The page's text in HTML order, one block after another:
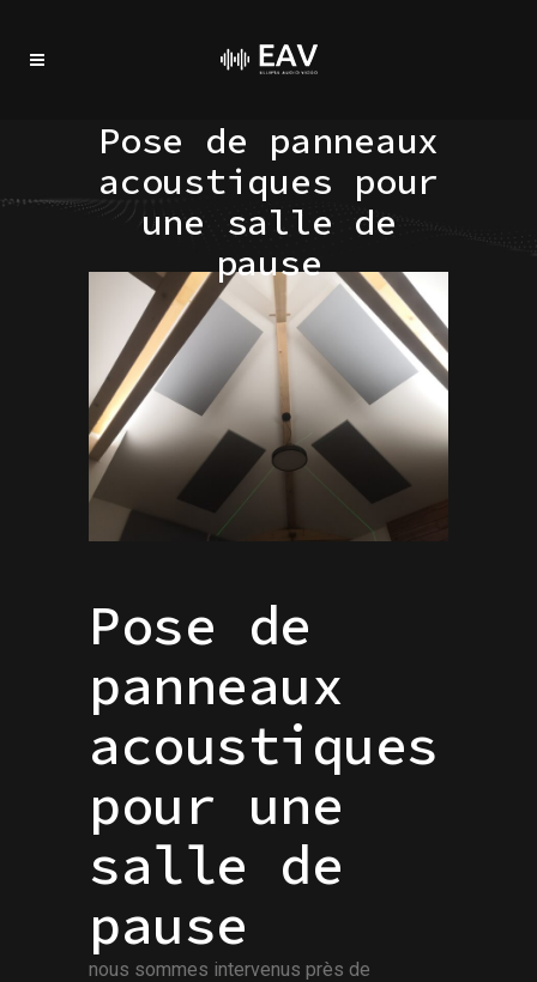
Pose de panneaux
acoustiques pour
une salle de
pause
Pose de
panneaux
acoustiques
pour une
salle de
pause
nous sommes intervenus près de